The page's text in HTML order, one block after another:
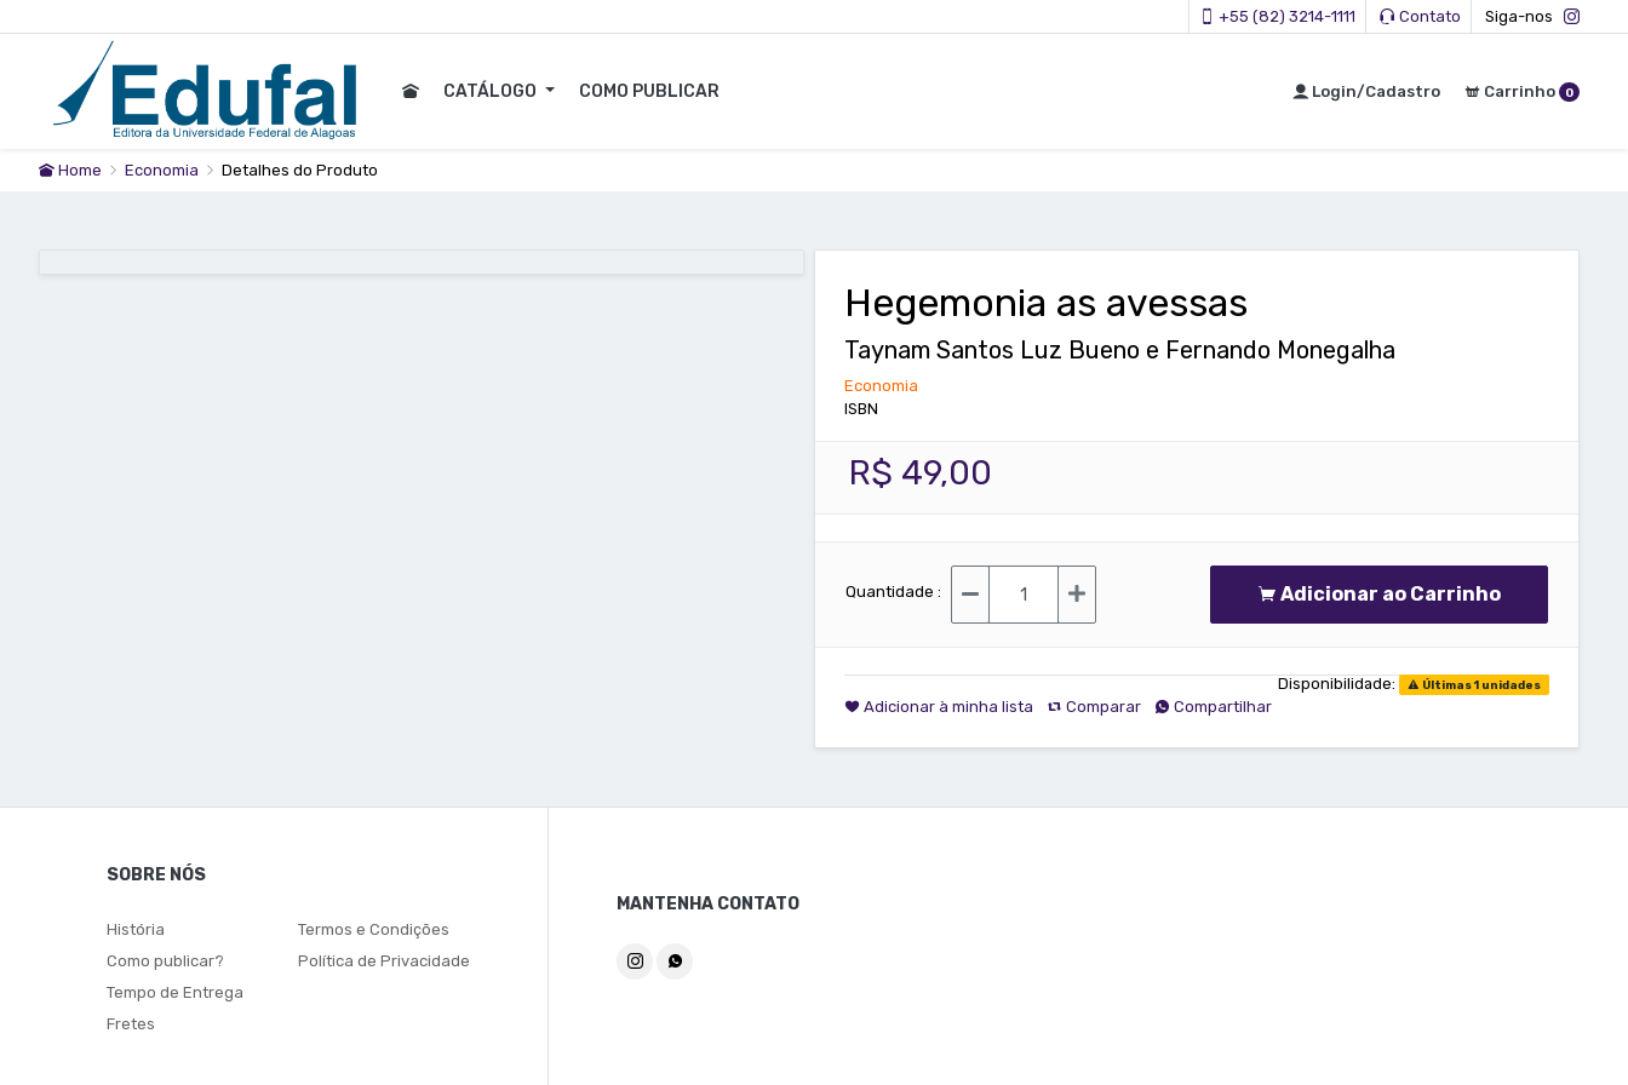
+55 (82) 3214-1111 Contato Siga-nos
CATÁLOGO COMO PUBLICAR Login/Cadastro Carrinho 0
Home Economia Detalhes do Produto
Hegemonia as avessas
Taynam Santos Luz Bueno e Fernando Monegalha
Economia
ISBN
R$ 49,00
Quantidade : Adicionar ao Carrinho
Disponibilidade: Últimas 1 unidades
Adicionar à minha lista Comparar Compartilhar
SOBRE NÓS
História
Como publicar?
Tempo de Entrega
Fretes
Termos e Condições
Política de Privacidade
MANTENHA CONTATO